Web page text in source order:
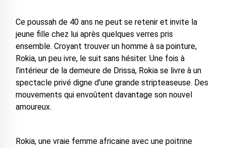
Ce poussah de 40 ans ne peut se retenir et invite la
jeune fille chez lui après quelques verres pris
ensemble. Croyant trouver un homme à sa pointure,
Rokia, un peu ivre, le suit sans hésiter. Une fois à
l’intérieur de la demeure de Drissa, Rokia se livre à un
spectacle privé digne d’une grande stripteaseuse. Des
mouvements qui envoûtent davantage son nouvel
amoureux.
Rokia, une vraie femme africaine avec une poitrine